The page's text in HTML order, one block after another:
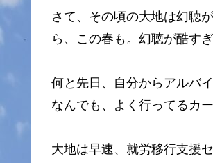
さて、その頃の大地は幻聴
ら、この春も。幻聴が酷す
何と先日、自分からアルバ
なんでも、よく行ってるカ
大地は早速、就労移行支援